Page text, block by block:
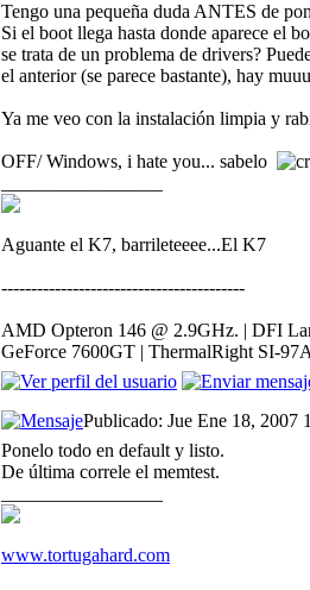
Tengo una pequeña duda ANTES de
Si el boot llega hasta donde aparece el
se trata de un problema de drivers?
el anterior (se parece bastante), hay
Ya me veo con la instalación limpia y
OFF/ Windows, i hate you... sabelo
Aguante el K7, barrileteeee...El K7
-----------------------------------------
AMD Opteron 146 @ 2.9GHz. | DFI
GeForce 7600GT | ThermalRight SI-
Publicado: Jue Ene 18, 2007
Ponelo todo en default y listo.
De última correle el memtest.
www.tortugahard.com